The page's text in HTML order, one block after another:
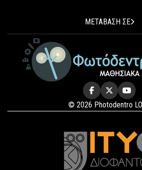
ΜΕΤΑΒΑΣΗ ΣΕ
© 2026 Photodentro